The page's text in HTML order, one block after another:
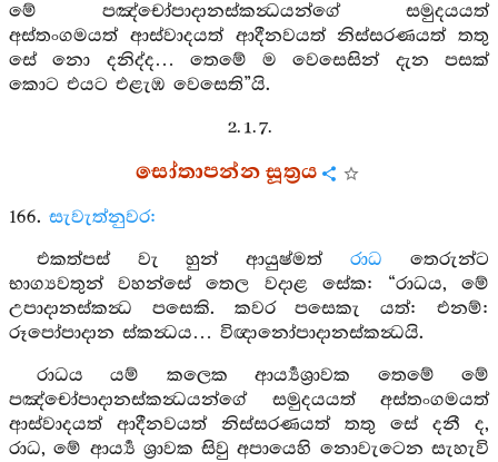
මේ පඤ්චෝපාදානස්කන්‍ධයන්ගේ සමුදයයත්
අස්තංගමයත් ආස්වාදයත් ආදීනවයත් නිස්සරණයත් තතු
සේ නො දනිද්ද… තෙමේ ම වෙසෙසින් දැන පසක්
කොට එයට එළැඹ වෙසෙති”යි.
2. 1. 7.
සෝතාපන්න සූත්‍රය
166. සැවැත්නුවර:
එකත්පස් වැ හුන් ආයුෂ්මත්රාධ තෙරුන්ට
භාග්‍යවතුන් වහන්සේ තෙල වදාළ සේක: “රාධය, මේ
උපාදානස්කන්‍ධ පසෙකි. කවර පසෙකැ යත්: එනම්:
රූපෝපාදාන ස්කන්‍ධය… විඥානෝපාදානස්කන්‍ධයි.
රාධය යම් කලෙක ආර්‍ය්‍යශ්‍රාවක තෙමේ මේ
පඤ්චෝපාදානස්කන්‍ධයන්ගේ සමුදයයත් අස්තංගමයත්
ආස්වාදයත් ආදීනවයත් නිස්සරණයත් තතු සේ දනී ද,
රාධ, මේ ආර්‍ය්‍ය ශ්‍රාවක සිවු අපායෙහි නොවැටෙන සැහැවි